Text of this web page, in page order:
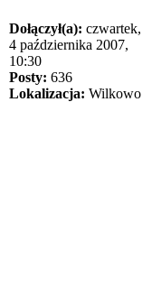
Dołączył(a): czwartek,
4 października 2007,
10:30
Posty: 636
Lokalizacja: Wilkowo